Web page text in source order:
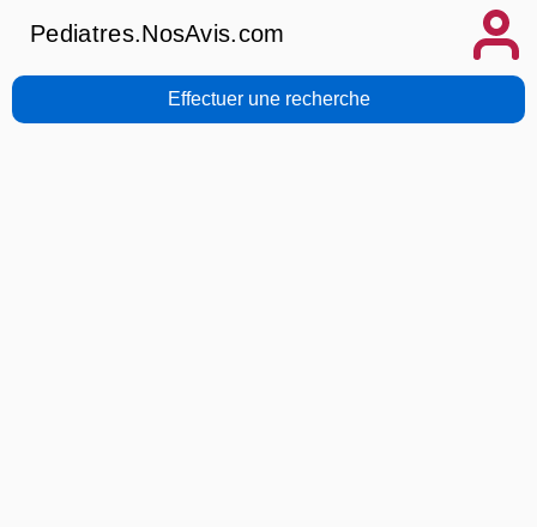
Pediatres.NosAvis.com
Effectuer une recherche